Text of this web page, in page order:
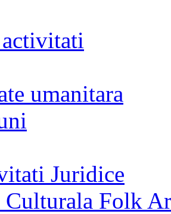
umanitara
Juridice
Culturala Folk